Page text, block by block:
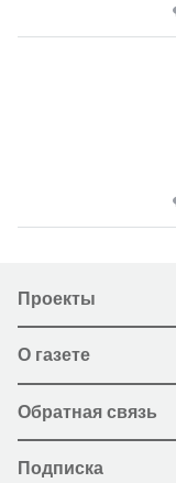
Проекты
О газете
Обратная связь
Подписка